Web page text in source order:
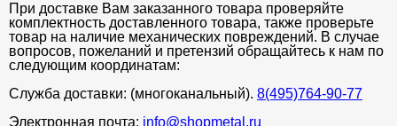
При доставке Вам заказанного товара проверяйте
комплектность доставленного товара, также проверьте
товар на наличие механических повреждений. В случае
вопросов, пожеланий и претензий обращайтесь к нам по
следующим координатам:
Служба доставки: (многоканальный). 8(495)764-90-77
Электронная почта: info@shopmetal.ru